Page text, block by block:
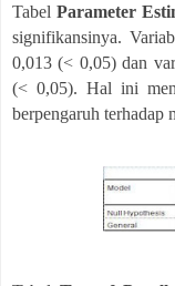
Tabel Parameter
signifikansinya.
0,013 (< 0,05) dan
(< 0,05). Hal ini
berpengaruh terhadap